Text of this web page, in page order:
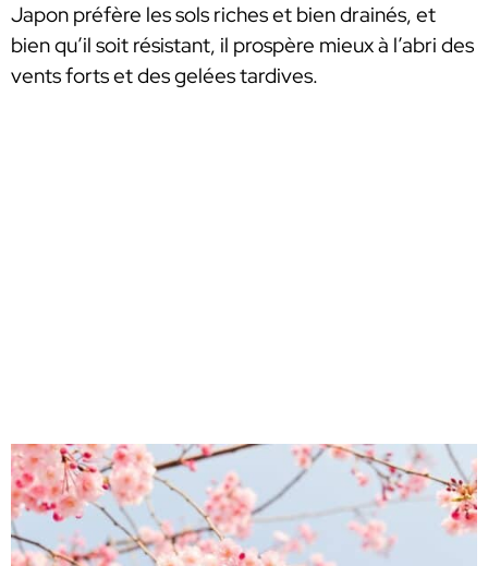
Japon préfère les sols riches et bien drainés, et
bien qu’il soit résistant, il prospère mieux à l’abri des
vents forts et des gelées tardives.